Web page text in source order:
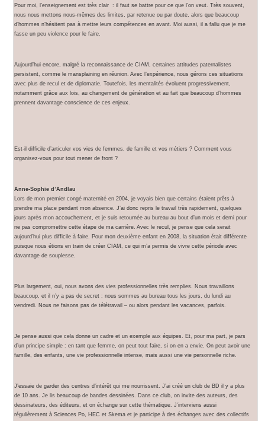
Pour moi, l’enseignement est très clair : il faut se battre pour ce que l’on veut. Très souvent,
nous nous mettons nous-mêmes des limites, par retenue ou par doute, alors que beaucoup
d’hommes n’hésitent pas à mettre leurs compétences en avant. Moi aussi, il a fallu que je me
fasse un peu violence pour le faire.
Aujourd’hui encore, malgré la reconnaissance de CIAM, certaines attitudes paternalistes
persistent, comme le mansplaining en réunion. Avec l’expérience, nous gérons ces situations
avec plus de recul et de diplomatie. Toutefois, les mentalités évoluent progressivement,
notamment grâce aux lois, au changement de génération et au fait que beaucoup d’hommes
prennent davantage conscience de ces enjeux.
Est-il difficile d’articuler vos vies de femmes, de famille et vos métiers ? Comment vous
organisez-vous pour tout mener de front ?
Anne-Sophie d’Andlau
Lors de mon premier congé maternité en 2004, je voyais bien que certains étaient prêts à
prendre ma place pendant mon absence. J’ai donc repris le travail très rapidement, quelques
jours après mon accouchement, et je suis retournée au bureau au bout d’un mois et demi pour
ne pas compromettre cette étape de ma carrière. Avec le recul, je pense que cela serait
aujourd’hui plus difficile à faire. Pour mon deuxième enfant en 2008, la situation était différente
puisque nous étions en train de créer CIAM, ce qui m’a permis de vivre cette période avec
davantage de souplesse.
Plus largement, oui, nous avons des vies professionnelles très remplies. Nous travaillons
beaucoup, et il n’y a pas de secret : nous sommes au bureau tous les jours, du lundi au
vendredi. Nous ne faisons pas de télétravail – ou alors pendant les vacances, parfois.
Je pense aussi que cela donne un cadre et un exemple aux équipes. Et, pour ma part, je pars
d’un principe simple : en tant que femme, on peut tout faire, si on en a envie. On peut avoir une
famille, des enfants, une vie professionnelle intense, mais aussi une vie personnelle riche.
J’essaie de garder des centres d’intérêt qui me nourrissent. J’ai créé un club de BD il y a plus
de 10 ans. Je lis beaucoup de bandes dessinées. Dans ce club, on invite des auteurs, des
dessinateurs, des éditeurs, et on échange sur cette thématique. J’interviens aussi
régulièrement à Sciences Po, HEC et Skema et je participe à des échanges avec des collectifs